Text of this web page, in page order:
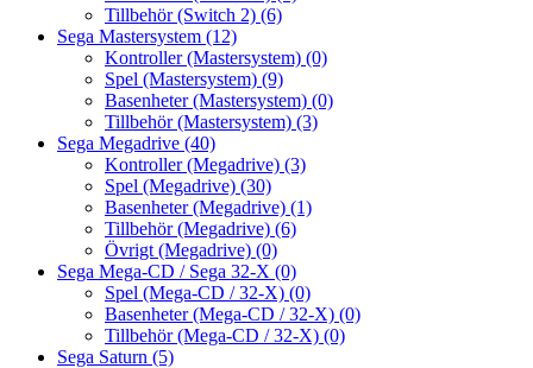
Tillbehör (Switch 2) (6)
Sega Mastersystem (12)
Kontroller (Mastersystem) (0)
Spel (Mastersystem) (9)
Basenheter (Mastersystem) (0)
Tillbehör (Mastersystem) (3)
Sega Megadrive (40)
Kontroller (Megadrive) (3)
Spel (Megadrive) (30)
Basenheter (Megadrive) (1)
Tillbehör (Megadrive) (6)
Övrigt (Megadrive) (0)
Sega Mega-CD / Sega 32-X (0)
Spel (Mega-CD / 32-X) (0)
Basenheter (Mega-CD / 32-X) (0)
Tillbehör (Mega-CD / 32-X) (0)
Sega Saturn (5)